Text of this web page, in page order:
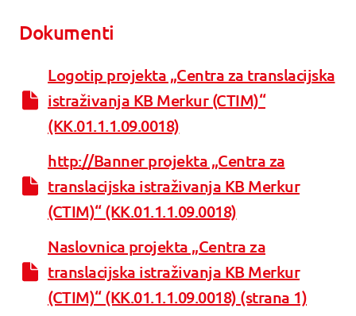
Dokumenti
Logotip projekta „Centra za translacijska
istraživanja KB Merkur (CTIM)“
(KK.01.1.1.09.0018)
http://Banner projekta „Centra za
translacijska istraživanja KB Merkur
(CTIM)“ (KK.01.1.1.09.0018)
Naslovnica projekta „Centra za
translacijska istraživanja KB Merkur
(CTIM)“ (KK.01.1.1.09.0018) (strana 1)